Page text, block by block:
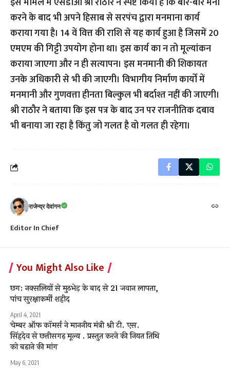
करने के बाद भी अपने हिसाब से सरपंच द्वारा मनमाना कार्य
कराया गया है। 14 वें वित्त की राशि से यह कार्य हुआ है जिसमें 20
एमएम की गिट्टी उपयोग होना था। इस कार्य का न तो मूल्यांकन
कराया जाएगा और न ही सत्यापन। इस मनमानी की शिकायत
उनके अधिकारी से भी की जाएगी। विभागीय निर्माण कार्यों में
मनमानी और गुणवत्ता हीनता बिल्कुल भी बर्दाश्त नहीं की जाएगी।
श्री राठौर ने बताया कि इस पत्र के बाद उन पर राजनीतिक दबाव
भी बनाया जा रहा है किंतु जो गलत है वो गलत ही रहेगा।
राजेन्द्र देवांगन
Editor In Chief
You Might Also Like
छग: नक्सलियों से मुठभेड़ के बाद से 21 जवान लापता,
पांच सुरक्षाकर्मी शहीद
April 4, 2021
चेम्बर ऑफ कॉमर्स ने माननीय मंत्री श्री टी. एस.
सिंहदेव से छत्तीसगढ़ मूल्य . प्रस्तुत करने की नियत तिथि
को बढाने की मांग
May 6, 2021